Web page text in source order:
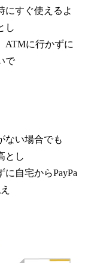
にすぐ使えるよ
し
ATMに行かずに
で
ない場合でも
とし
自宅からPayPa